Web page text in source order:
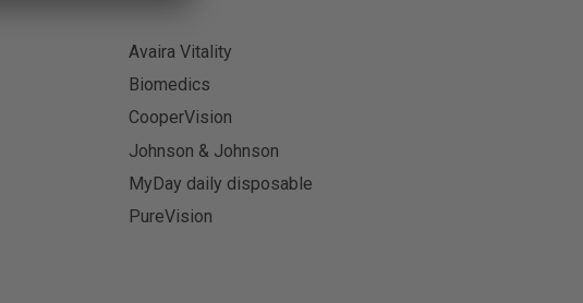
Avaira Vitality
Biomedics
CooperVision
Johnson & Johnson
MyDay daily disposable
PureVision